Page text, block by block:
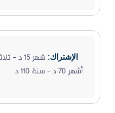
الإشتراك:
أشهر 70 د - سنة 110 د